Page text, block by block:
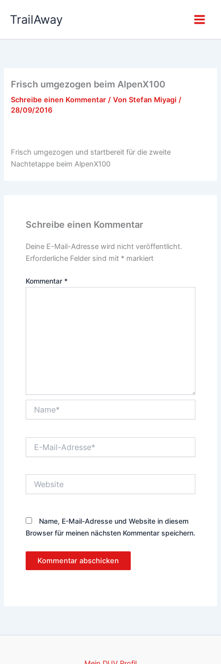
InhaltTrailAway
Frisch umgezogen beim AlpenX100
Schreibe einen Kommentar / VonStefan Miyagi/
28/09/2016
Frisch umgezogen und startbereit für die zweite
Nachtetappe beim AlpenX100
Schreibe einen Kommentar
Deine E-Mail-Adresse wird nicht veröffentlicht.
Erforderliche Felder sind mit *markiert
Kommentar *
Mail-
Name, E-Mail-Adresse und Website in diesem
Browser für meinen nächsten Kommentar speichern.